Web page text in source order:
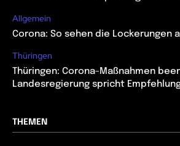
Allgemein
Corona: So sehen die Lockerungen
Thüringen
Thüringen: Corona-Maßnahmen
Landesregierung spricht
THEMEN